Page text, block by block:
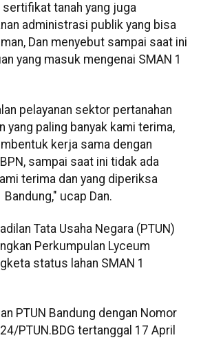
tanah yang juga
administrasi publik yang bisa
Dan menyebut sampai saat ini
yang masuk mengenai SMAN 1
pelayanan sektor pertanahan
yang paling banyak kami terima,
kerja sama dengan
sampai saat ini tidak ada
terima dan yang diperiksa
ucap Dan.
Tata Usaha Negara (PTUN)
Perkumpulan Lyceum
status lahan SMAN 1
PTUN Bandung dengan Nomor
PTUN.BDG tertanggal 17 April